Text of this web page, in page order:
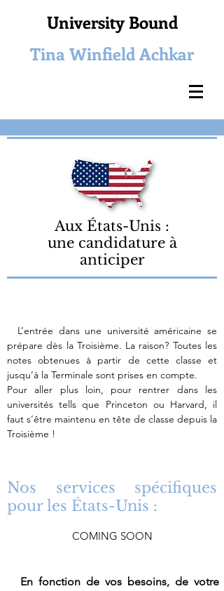
University Bound
Tina Winfield Achkar
Aux États-Unis :
une candidature à
anticiper
L’entrée dans une université américaine se
prépare dès la Troisième. La raison? Toutes les
notes obtenues à partir de cette classe et
jusqu’à la Terminale sont prises en compte.
Pour aller plus loin, pour rentrer dans les
universités tells que Princeton ou Harvard, il
faut s’être maintenu en tête de classe depuis la
Troisième !
Nos services spécifiques
pour les États-Unis :
COMING SOON​
En fonction de vos besoins, de votre